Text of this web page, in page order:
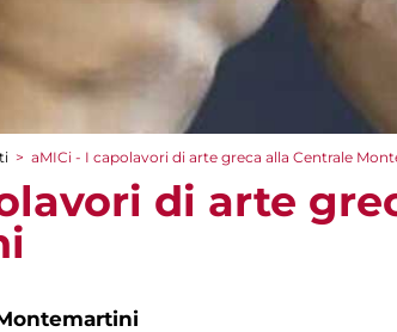
> aMICi - I capolavori di arte greca alla Centrale
di arte